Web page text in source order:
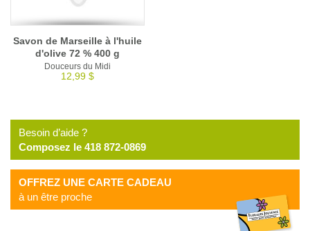
Savon de Marseille à l'huile
d'olive 72 % 400 g
Douceurs du Midi
12,99 $
Besoin d’aide ?
Composez le 418 872-0869
OFFREZ UNE CARTE CADEAU
à un être proche